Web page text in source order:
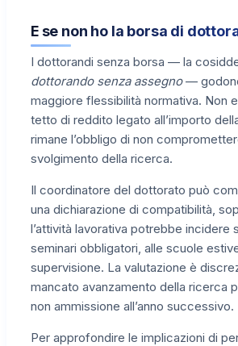
E se non ho la borsa di
I dottorandi senza borsa — la
dottorando senza assegno—
maggiore flessibilità normativa. Non
tetto di reddito legato all’importo
rimane l’obbligo di non
svolgimento della ricerca.
Il coordinatore del dottorato può
una dichiarazione di compatibilità,
l’attività lavorativa potrebbe incidere
seminari obbligatori, alle scuole
supervisione. La valutazione è
mancato avanzamento della ricerca
non ammissione all’anno successivo.
Per approfondire le implicazioni di